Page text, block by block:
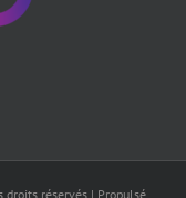
droits réservés | Propulsé